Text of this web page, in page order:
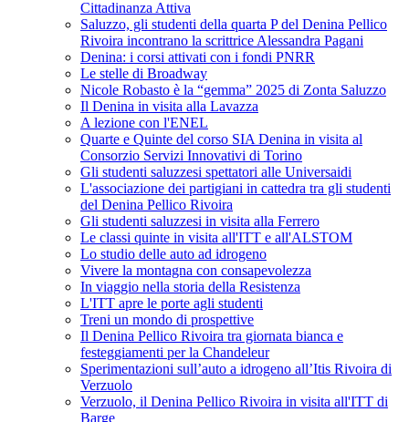
Cittadinanza Attiva
Saluzzo, gli studenti della quarta P del Denina Pellico
Rivoira incontrano la scrittrice Alessandra Pagani
Denina: i corsi attivati con i fondi PNRR
Le stelle di Broadway
Nicole Robasto è la “gemma” 2025 di Zonta Saluzzo
Il Denina in visita alla Lavazza
A lezione con l'ENEL
Quarte e Quinte del corso SIA Denina in visita al
Consorzio Servizi Innovativi di Torino
Gli studenti saluzzesi spettatori alle Universaidi
L'associazione dei partigiani in cattedra tra gli studenti
del Denina Pellico Rivoira
Gli studenti saluzzesi in visita alla Ferrero
Le classi quinte in visita all'ITT e all'ALSTOM
Lo studio delle auto ad idrogeno
Vivere la montagna con consapevolezza
In viaggio nella storia della Resistenza
L'ITT apre le porte agli studenti
Treni un mondo di prospettive
Il Denina Pellico Rivoira tra giornata bianca e
festeggiamenti per la Chandeleur
Sperimentazioni sull’auto a idrogeno all’Itis Rivoira di
Verzuolo
Verzuolo, il Denina Pellico Rivoira in visita all'ITT di
Barge